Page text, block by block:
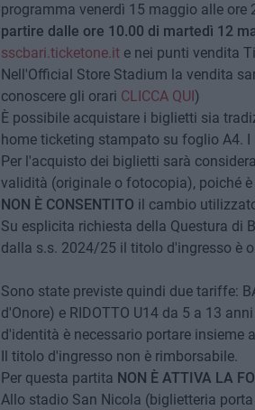
programma venerdì 15 maggio alle
partire dalle ore 10.00 di martedì 12
sscbari.ticketone.ite nei punti vendita
Nell'Official Store Stadium la vendita
conoscere gli orari CLICCA QUI)
È possibile acquistare i biglietti sia
home ticketing stampato su foglio A4.
Per l'acquisto dei biglietti sarà
validità (originale o fotocopia), poiché
NON È CONSENTITO il cambio
Su esplicita richiesta della Questura di
dalla s.s. 2024/25 il titolo d'ingresso è
Sono state previste quindi due tariffe:
d'Onore) e RIDOTTO U14 da 5 a 13
d'identità è necessario portare insieme
Il titolo d'ingresso non è rimborsabile.
Per questa partita NON È ATTIVA LA
Allo stadio San Nicola (biglietteria